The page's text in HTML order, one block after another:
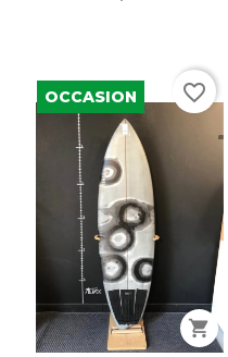
shopping_cart
OCCASION favorite_border